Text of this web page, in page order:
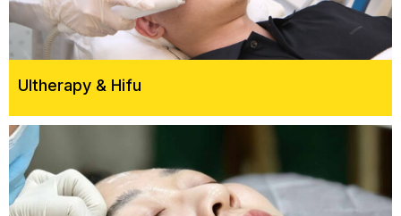
Ultherapy & Hifu